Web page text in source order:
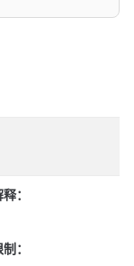
释：
：